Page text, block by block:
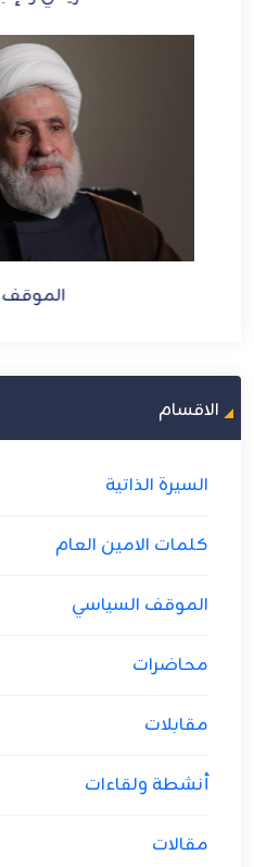
الموقف
الاقسام
السيرة الذاتية
كلمات الامين العام
الموقف السياسي
محاضرات
مقابلات
أنشطة ولقاءات
مقالات